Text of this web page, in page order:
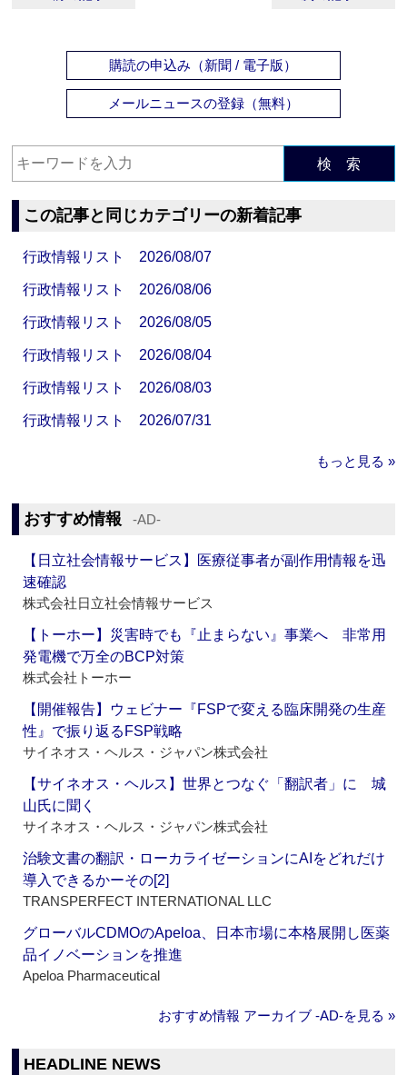
購読の申込み（新聞 / 電子版）
メールニュースの登録（無料）
検 索
この記事と同じカテゴリーの新着記事
行政情報リスト 2026/08/07
行政情報リスト 2026/08/06
行政情報リスト 2026/08/05
行政情報リスト 2026/08/04
行政情報リスト 2026/08/03
行政情報リスト 2026/07/31
もっと見る »
おすすめ情報 ‐AD‐
【日立社会情報サービス】医療従事者が副作用情報を迅
速確認
株式会社日立社会情報サービス
【トーホー】災害時でも『止まらない』事業へ 非常用
発電機で万全のBCP対策
株式会社トーホー
【開催報告】ウェビナー『FSPで変える臨床開発の生産
性』で振り返るFSP戦略
サイネオス・ヘルス・ジャパン株式会社
【サイネオス・ヘルス】世界とつなぐ「翻訳者」に 城
山氏に聞く
サイネオス・ヘルス・ジャパン株式会社
治験文書の翻訳・ローカライゼーションにAIをどれだけ
導入できるかーその[2]
TRANSPERFECT INTERNATIONAL LLC
グローバルCDMOのApeloa、日本市場に本格展開し医薬
品イノベーションを推進
Apeloa Pharmaceutical
おすすめ情報 アーカイブ ‐AD‐を見る »
HEADLINE NEWS